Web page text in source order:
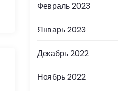
Февраль 2023
Январь 2023
Декабрь 2022
Ноябрь 2022